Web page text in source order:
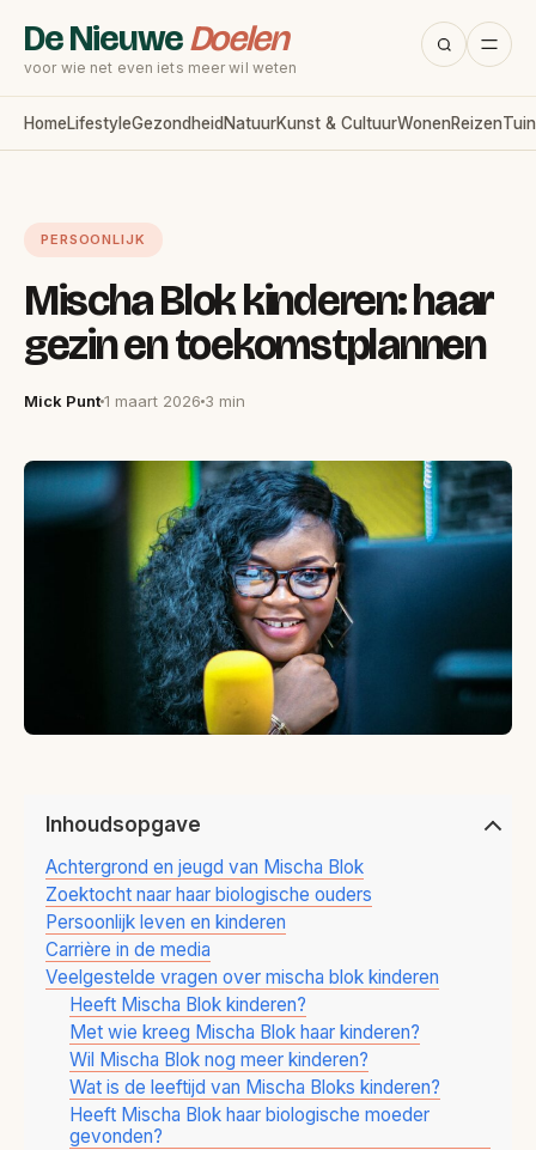
De NieuweDoelen
voor wie net even iets meer wil weten
HomeLifestyleGezondheid NatuurKunst & CultuurWonenReizenTuin
PERSOONLIJK
Mischa Blok kinderen: haar
gezin en toekomstplannen
Mick Punt1 maart 2026 3 min
Inhoudsopgave
Achtergrond en jeugd van Mischa Blok
Zoektocht naar haar biologische ouders
Persoonlijk leven en kinderen
Carrière in de media
Veelgestelde vragen over mischa blok kinderen
Heeft Mischa Blok kinderen?
Met wie kreeg Mischa Blok haar kinderen?
Wil Mischa Blok nog meer kinderen?
Wat is de leeftijd van Mischa Bloks kinderen?
Heeft Mischa Blok haar biologische moeder
gevonden?